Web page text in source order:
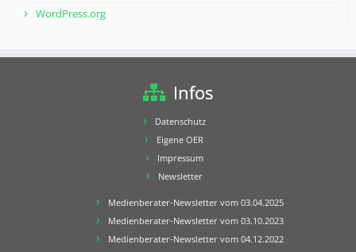
WordPress.org
Infos
Datenschutz
Eigene OER
Impressum
Newsletter
Medienberater-Newsletter vom 03.04.2025
Medienberater-Newsletter vom 03.10.2023
Medienberater-Newsletter vom 04.12.2022